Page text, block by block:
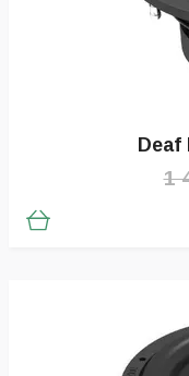
Deaf
1